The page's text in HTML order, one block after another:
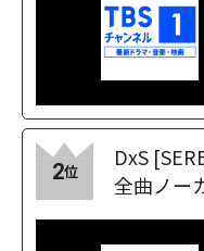
2位
DxS
全曲ノー